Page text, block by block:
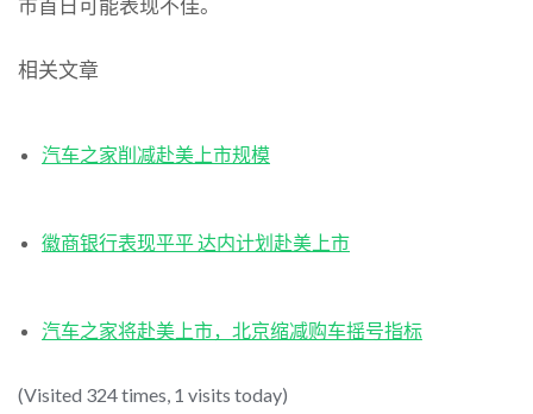
市首日可能表现不佳。
相关文章
汽车之家削减赴美上市规模
徽商银行表现平平 达内计划赴美上市
汽车之家将赴美上市，北京缩减购车摇号指标
(Visited 324 times, 1 visits today)